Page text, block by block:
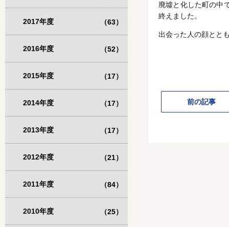
廃墟と化した町の中
終えました。
出会った人の顔とと
前の記事
2017年度 （63）
2016年度 （52）
2015年度 （17）
2014年度 （17）
2013年度 （17）
2012年度 （21）
2011年度 （84）
2010年度 （25）